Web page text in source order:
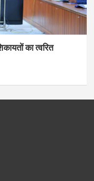
का त्वरित